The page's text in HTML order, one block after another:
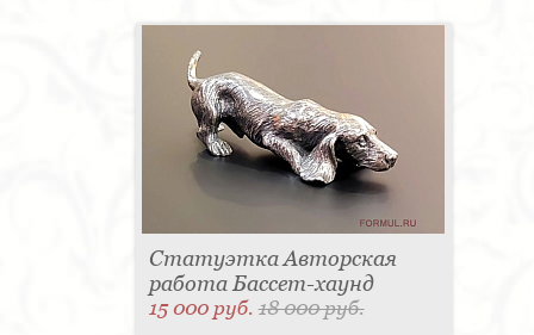
Статуэтка Авторская
работа Бассет-хаунд
15 000 руб.18 000 руб.